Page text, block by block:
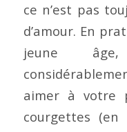
ce n’est pas
d’amour. En
jeune
aimer à votre
courgettes